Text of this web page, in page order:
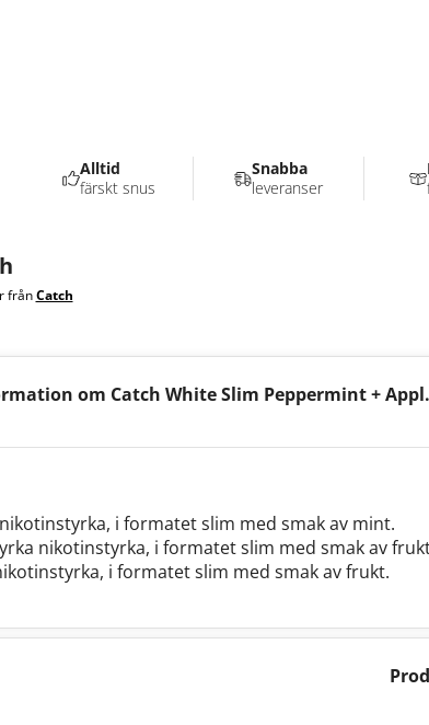
om Catch White Slim Peppermint +
i formatet slim med smak av mint.
nikotinstyrka, i formatet slim med smak av
i formatet slim med smak av frukt.
frånCatch
Alltid
färskt snus
Snabba
leveranser